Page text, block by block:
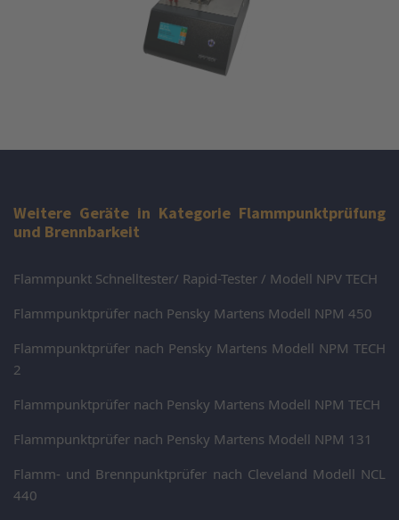
Weitere Geräte in Kategorie Flammpunktprüfung
und Brennbarkeit
Flammpunkt Schnelltester/ Rapid-Tester / Modell NPV TECH
Flammpunktprüfer nach Pensky Martens Modell NPM 450
Flammpunktprüfer nach Pensky Martens Modell NPM TECH
2
Flammpunktprüfer nach Pensky Martens Modell NPM TECH
Flammpunktprüfer nach Pensky Martens Modell NPM 131
Flamm- und Brennpunktprüfer nach Cleveland Modell NCL
440